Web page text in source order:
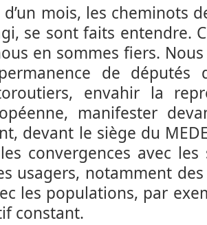
mois, les cheminots
se sont faits entendre.
en sommes fiers.
de députés
envahir la
manifester
devant le siège du
convergences avec
usagers, notamment
les populations, par
constant.